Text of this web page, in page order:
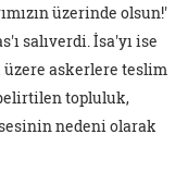
üzerinde olsun!'
salıverdi. İsa'yı ise
askerlere teslim
topluluk,
nedeni olarak